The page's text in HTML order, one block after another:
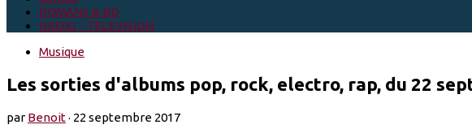
ROMANS & BD
RADIO - TELEVISION
Musique
Les sorties d'albums pop, rock, electro, rap, du 22
parBenoit· 22 septembre 2017